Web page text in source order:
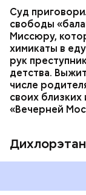
Суд
свободы
Миссюру,
химикаты в
рук
детства.
числе
своих
«Вечерней